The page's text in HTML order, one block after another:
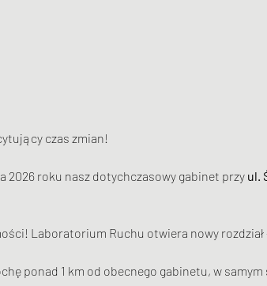
czas zmian!
2026 roku nasz dotychczasowy gabinet przy ul.
Laboratorium Ruchu otwiera nowy rozdział
ponad 1 km od obecnego gabinetu, w